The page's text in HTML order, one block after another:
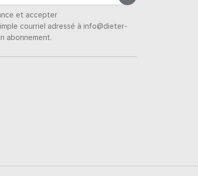
et accepter
courriel adressé à info@dieter-
abonnement.